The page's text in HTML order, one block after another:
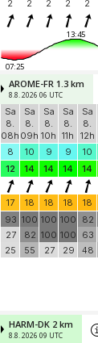
2
2 2 2 2
13:45
07:25
AROME-FR 1.3 km
8.8. 2026 06 UTC
Sa
8.
08h
Sa
8.
09h
Sa
8.
10h
Sa
8.
11h
Sa
8.
12h
8
10 9 9 10
12
14 14 14 14
17 18 18 18 18
93
27
25
100
82
55
100
100
27
100
100
29
82
63
48
HARM-DK 2 km
8.8. 2026 09 UTC